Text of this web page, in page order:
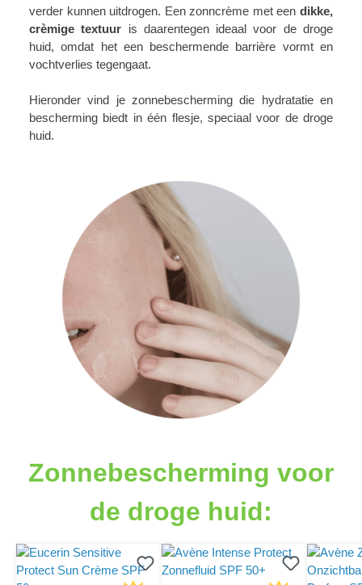
verder kunnen uitdrogen. Een zonncrème met een dikke,
crèmige textuur is daarentegen ideaal voor de droge
huid, omdat het een beschermende barrière vormt en
vochtverlies tegengaat.
Hieronder vind je zonnebescherming die hydratatie en
bescherming biedt in één flesje, speciaal voor de droge
huid.
component.cms.productGallery.skipProductGallery
Zonnebescherming voor
de droge huid: